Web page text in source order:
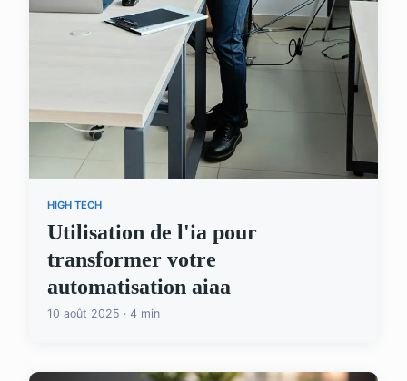
HIGH TECH
Utilisation de l'ia pour
transformer votre
automatisation aiaa
10 août 2025 · 4 min